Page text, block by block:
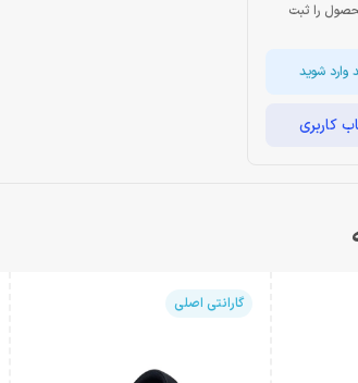
را ثبت
وارد شوید
کاربری
گارانتی اصلی